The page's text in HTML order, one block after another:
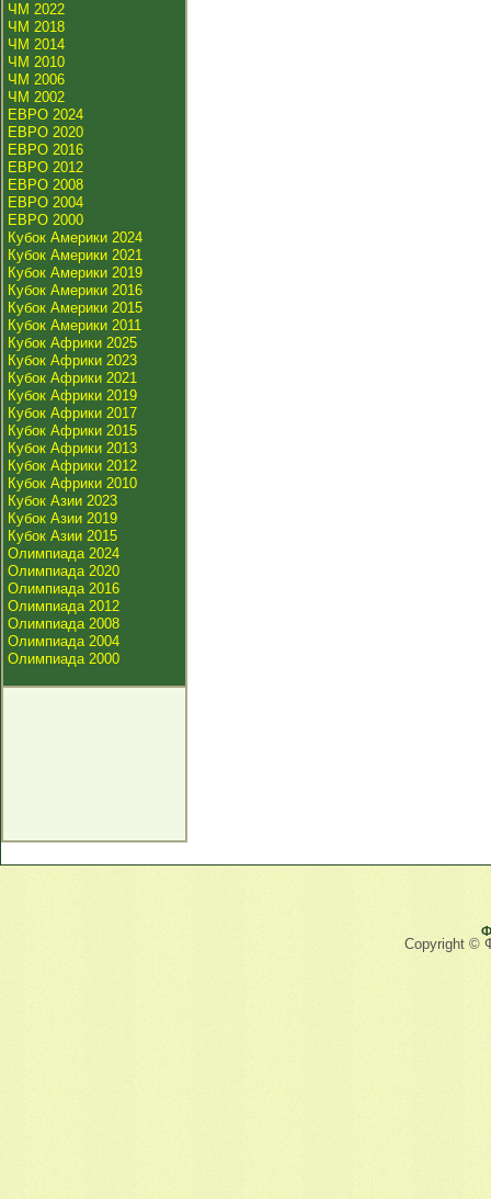
ЧМ 2022
ЧМ 2018
ЧМ 2014
ЧМ 2010
ЧМ 2006
ЧМ 2002
ЕВРО 2024
ЕВРО 2020
ЕВРО 2016
ЕВРО 2012
ЕВРО 2008
ЕВРО 2004
ЕВРО 2000
Кубок Америки 2024
Кубок Америки 2021
Кубок Америки 2019
Кубок Америки 2016
Кубок Америки 2015
Кубок Америки 2011
Кубок Африки 2025
Кубок Африки 2023
Кубок Африки 2021
Кубок Африки 2019
Кубок Африки 2017
Кубок Африки 2015
Кубок Африки 2013
Кубок Африки 2012
Кубок Африки 2010
Кубок Азии 2023
Кубок Азии 2019
Кубок Азии 2015
Олимпиада 2024
Олимпиада 2020
Олимпиада 2016
Олимпиада 2012
Олимпиада 2008
Олимпиада 2004
Олимпиада 2000
Copyright ©